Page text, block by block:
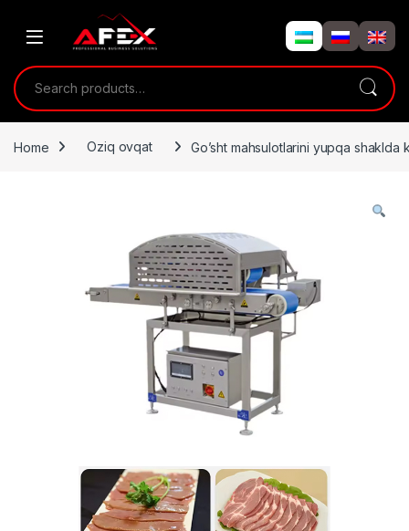
Search for:
Home Oziq ovqat Go’sht mahsulotlarini yupqa shaklda